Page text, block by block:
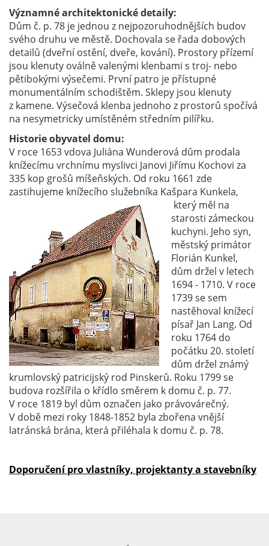
Významné architektonické detaily:
Dům č. p. 78 je jednou z nejpozoruhodnějších budov
svého druhu ve městě. Dochovala se řada dobových
detailů (dveřní ostění, dveře, kování). Prostory přízemí
jsou klenuty oválně valenými klenbami s troj- nebo
pětibokými výsečemi. První patro je přístupné
monumentálním schodištěm. Sklepy jsou klenuty
z kamene. Výsečová klenba jednoho z prostorů spočívá
na nesymetricky umístěném středním pilířku.
Historie obyvatel domu:
V roce 1653 vdova Juliána Wunderová dům prodala
knížecímu vrchnímu myslivci Janovi Jiřímu Kochovi za
335 kop grošů míšeňských. Od roku 1661 zde
zastihujeme knížecího služebníka Kašpara Kunkela,
který měl na
starosti zámeckou
kuchyni. Jeho syn,
městský primátor
Florián Kunkel,
dům držel v letech
1694 - 1710. V roce
1739 se sem
nastěhoval knížecí
písař Jan Lang. Od
roku 1764 do
počátku 20. století
dům držel známý
krumlovský patricijský rod Pinskerů. Roku 1799 se
budova rozšířila o křídlo směrem k domu č. p. 77.
V roce 1819 byl dům označen jako právovárečný.
V době mezi roky 1848-1852 byla zbořena vnější
latránská brána, která přiléhala k domu č. p. 78.
Doporučení pro vlastníky, projektanty a stavebníky